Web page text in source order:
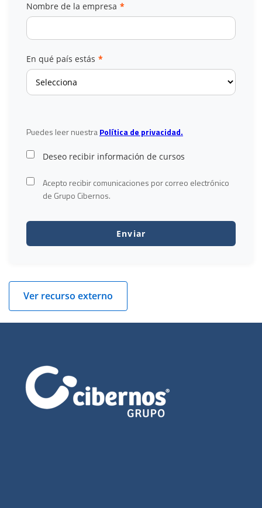
Nombre de la empresa *
En qué país estás *
Puedes leer nuestraPolítica de privacidad.
Deseo recibir información de cursos
Acepto recibir comunicaciones por correo electrónico
de Grupo Cibernos.
Ver recurso externo